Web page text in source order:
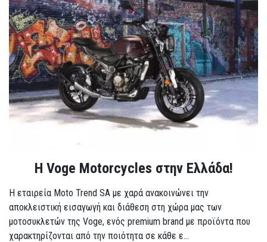
H Voge Motorcycles στην Ελλάδα!
Η εταιρεία Moto Trend SA με χαρά ανακοινώνει την
αποκλειστική εισαγωγή και διάθεση στη χώρα μας των
μοτοσυκλετών της Voge, ενός premium brand με προϊόντα που
χαρακτηρίζονται από την ποιότητα σε κάθε ε...